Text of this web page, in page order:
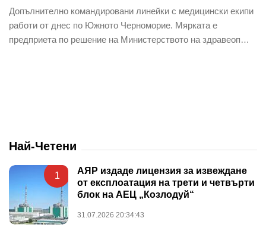
Допълнително командировани линейки с медицински екипи
работи от днес по Южното Черноморие. Мярката е
предприета по решение на Министерството на здравеоп…
Най-Четени
1
АЯР издаде лицензия за извеждане
от експлоатация на трети и четвърти
блок на АЕЦ „Козлодуй“
31.07.2026 20:34:43